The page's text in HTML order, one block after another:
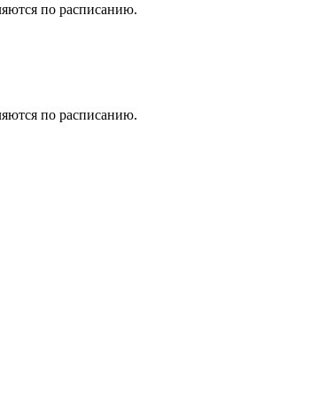
по расписанию.
по расписанию.